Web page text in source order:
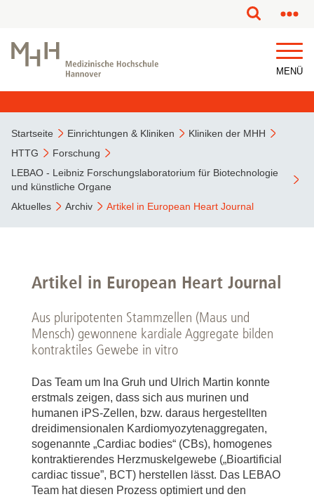
MENÜ
Startseite Einrichtungen & Kliniken
Kliniken der MHH
HTTG
Forschung
LEBAO - Leibniz Forschungslaboratorium für Biotechnologie
und künstliche Organe
Aktuelles
Archiv Artikel in European Heart Journal
Artikel in European Heart Journal
Aus pluripotenten Stammzellen (Maus und
Mensch) gewonnene kardiale Aggregate bilden
kontraktiles Gewebe in vitro
Das Team um Ina Gruh und Ulrich Martin konnte
erstmals zeigen, dass sich aus murinen und
humanen iPS-Zellen, bzw. daraus hergestellten
dreidimensionalen Kardiomyozytenaggregaten,
sogenannte „Cardiac bodies“ (CBs), homogenes
kontraktierendes Herzmuskelgewebe („Bioartificial
cardiac tissue”, BCT) herstellen lässt. Das LEBAO
Team hat diesen Prozess optimiert und den